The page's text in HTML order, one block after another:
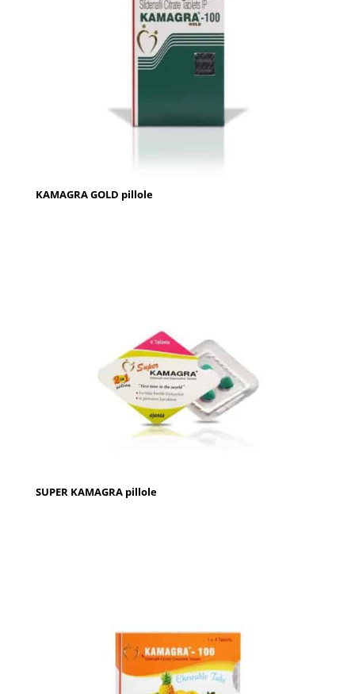
KAMAGRA GOLD pillole
SUPER KAMAGRA pillole